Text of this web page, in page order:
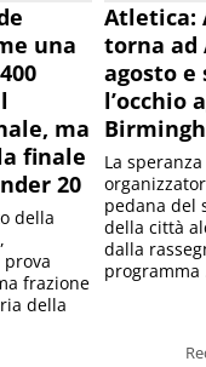
una
ma
finale
20
della
frazione
della
Atletica:
torna ad
agosto e
l’occhio
La
pedana del
della città
dalla
programma